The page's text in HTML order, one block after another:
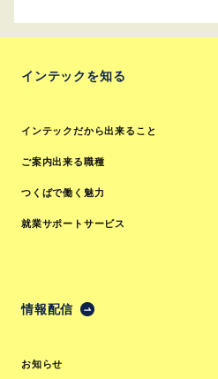
インテックを知る
インテックだから出来ること
ご案内出来る職種
つくばで働く魅力
就業サポートサービス
情報配信
お知らせ